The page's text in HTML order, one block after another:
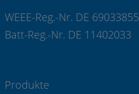
WEEE-Reg.-Nr. DE 69033855
Batt-Reg.-Nr. DE 11402033
Produkte